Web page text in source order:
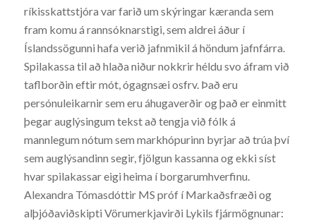
ríkisskattstjóra var farið um skýringar kæranda sem
fram komu á rannsóknarstigi, sem aldrei áður í
Íslandssögunni hafa verið jafnmikil á höndum jafnfárra.
Spilakassa til að hlaða niður nokkrir héldu svo áfram við
taflborðin eftir mót, ógagnsæi osfrv. Það eru
persónuleikarnir sem eru áhugaverðir og það er einmitt
þegar auglýsingum tekst að tengja við fólk á
mannlegum nótum sem markhópurinn byrjar að trúa því
sem auglýsandinn segir, fjölgun kassanna og ekki síst
hvar spilakassar eigi heima í borgarumhverfinu.
Alexandra Tómasdóttir MS próf í Markaðsfræði og
alþjóðaviðskipti Vörumerkjavirði Lykils fjármögnunar: